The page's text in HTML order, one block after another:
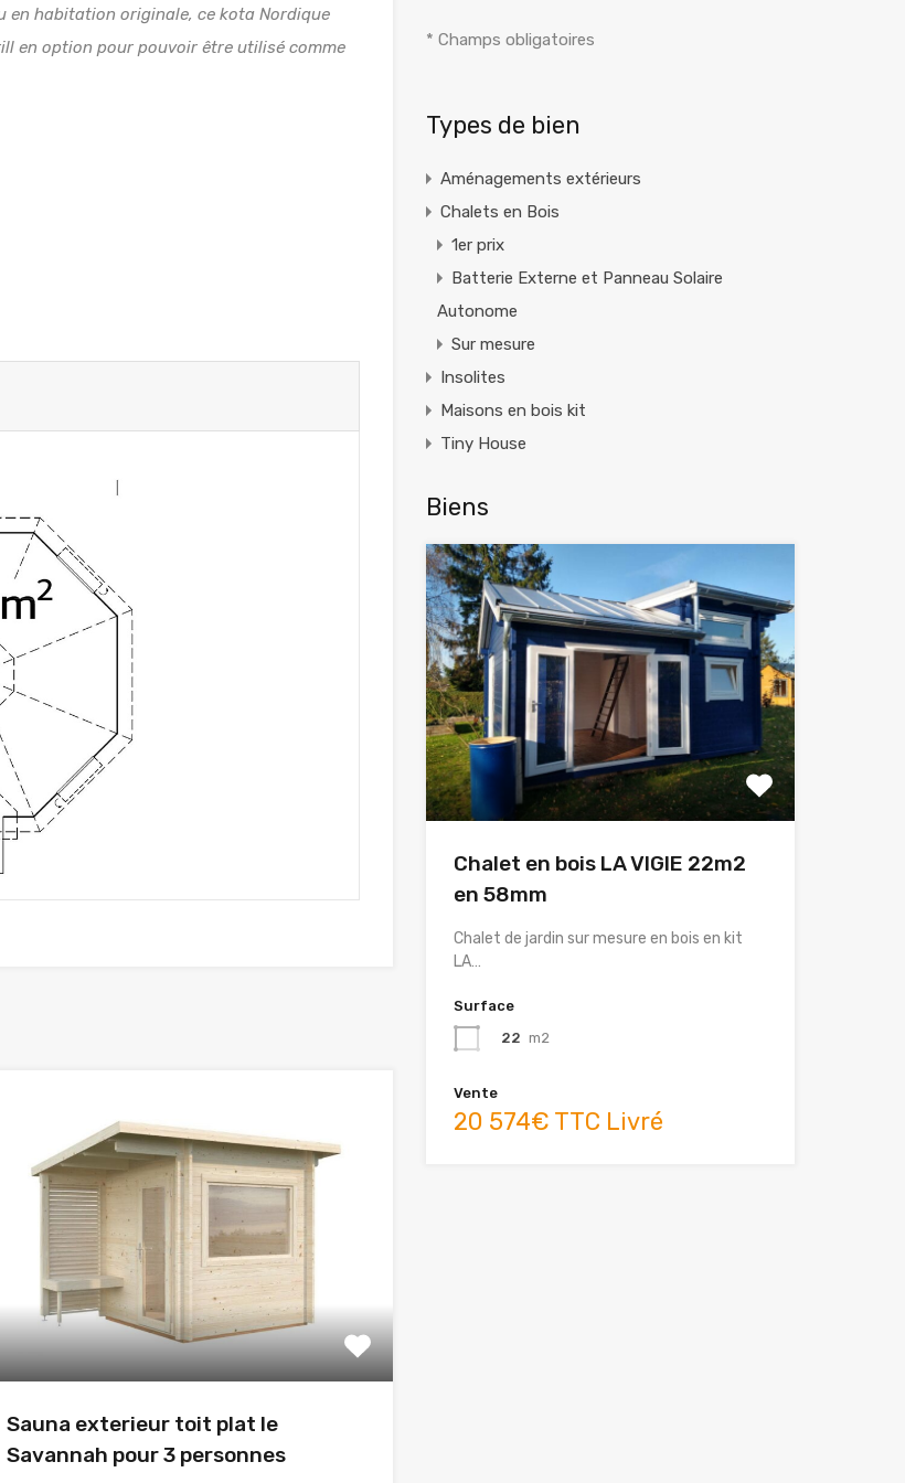
en habitation originale, ce kota Nordique
en option pour pouvoir être utilisé comme
Sauna exterieur toit plat le
Savannah pour 3 personnes
* Champs obligatoires
Types de bien
Aménagements extérieurs
Chalets en Bois
1er prix
Batterie Externe et Panneau Solaire
Autonome
Sur mesure
Insolites
Maisons en bois kit
Tiny House
Biens
Chalet en bois LA VIGIE 22m2
en 58mm
Chalet de jardin sur mesure en bois en kit
LA…
Surface
22 m2
Vente
20 574€ TTC Livré